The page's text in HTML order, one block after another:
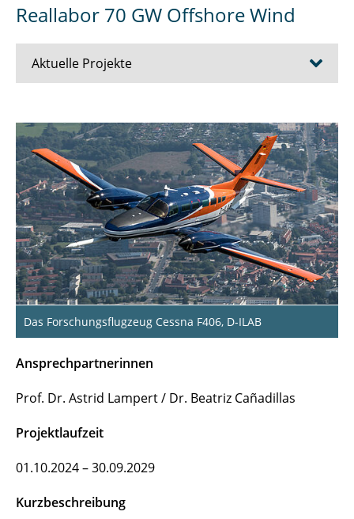
Reallabor 70 GW Offshore Wind
Aktuelle Projekte
NIGHT-FAST
AeroInspekt
AeroQGrav
C2Land
3D BridgeInspect
INFLIGHT
OpAL
Fino
METHAN-To-Go-Poland
Project EICA @ Inishbofin Island
Reallabor 70 GW Offshore Wind
Das Forschungsflugzeug Cessna F406, D-ILAB
Ansprechpartnerinnen
Prof. Dr. Astrid Lampert / Dr. Beatriz Cañadillas
Projektlaufzeit
01.10.2024 – 30.09.2029
Kurzbeschreibung